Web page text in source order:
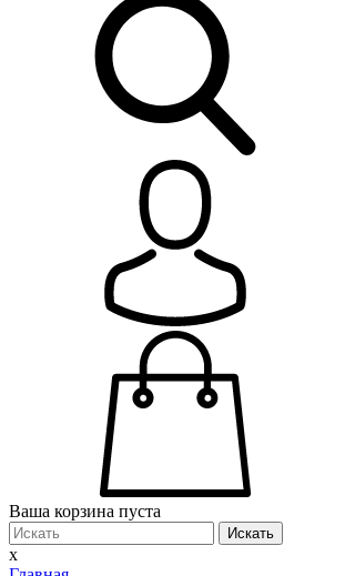
Ваша корзина пуста
Искать
x